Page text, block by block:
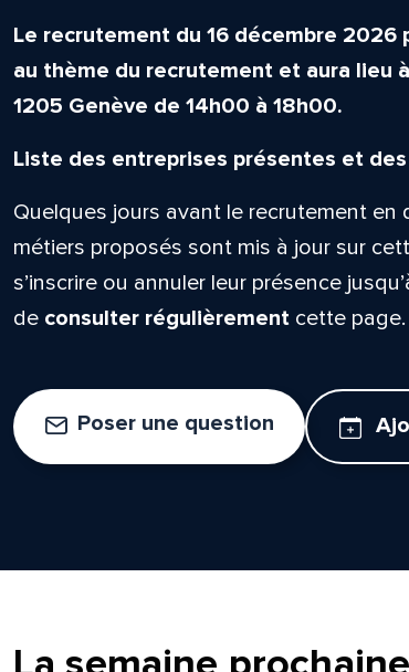
Le recrutement du 16 décembre
au thème du recrutement et aura lieu
1205 Genève de 14h00 à 18h00.
Liste des entreprises présentes et
Quelques jours avant le recrutement
métiers proposés sont mis à jour sur
s’inscrire ou annuler leur présence
de consulter régulièrementcette page.
Poser une question